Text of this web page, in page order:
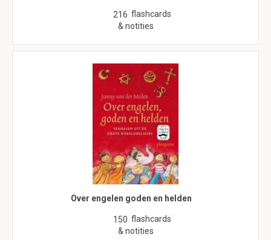
216 flashcards
& notities
Over engelen goden en helden
150 flashcards
& notities